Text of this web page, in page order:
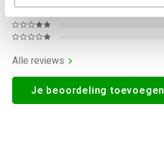
Alle reviews
Je beoordeling toevoegen